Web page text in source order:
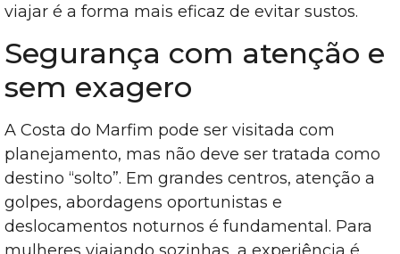
viajar é a forma mais eficaz de evitar sustos.
Segurança com atenção e
sem exagero
A Costa do Marfim pode ser visitada com
planejamento, mas não deve ser tratada como
destino “solto”. Em grandes centros, atenção a
golpes, abordagens oportunistas e
deslocamentos noturnos é fundamental. Para